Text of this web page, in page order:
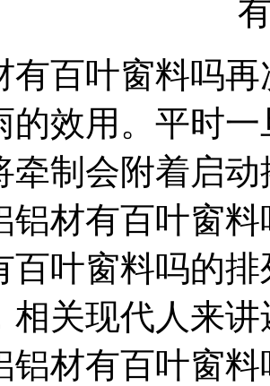
有百叶窗料吗
的效用。平时
牵制会附着启
铝材有百叶窗
百叶窗料吗的
相关现代人来
铝材有百叶窗